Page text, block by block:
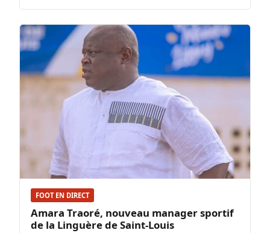
FOOT EN DIRECT
Amara Traoré, nouveau manager sportif
de la Linguère de Saint-Louis